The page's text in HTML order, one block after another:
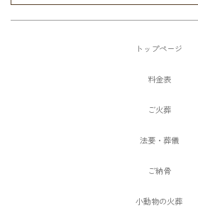
トップページ
料金表
ご火葬
法要・葬儀
ご納骨
小動物の火葬